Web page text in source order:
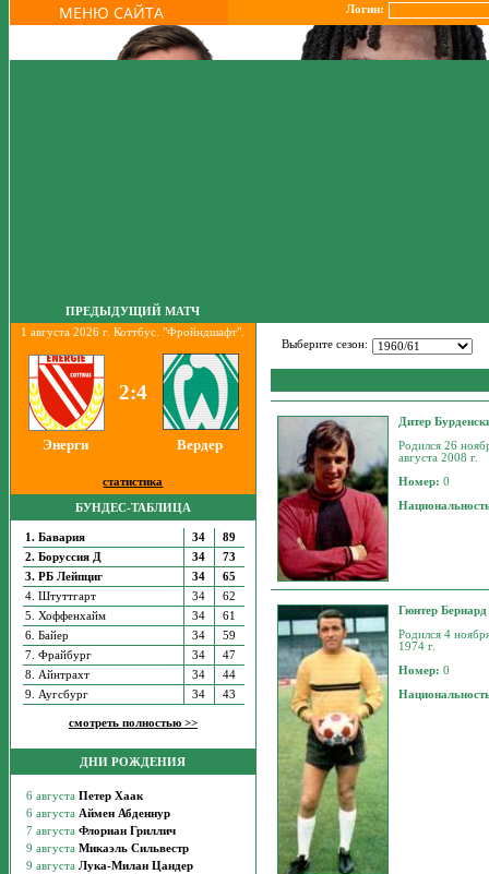
МЕНЮ САЙТА Логин:
ПРЕДЫДУЩИЙ МАТЧ
1 августа 2026 г. Коттбус. "Фройндшафт".
2:4
Энерги Вердер
статистика
БУНДЕС-ТАБЛИЦА
1. Бавария 34
89
2. Боруссия Д
34
73
3. РБ Лейпциг
34
65
4. Штуттгарт
34
62
5. Хоффенхайм
34
61
6. Байер
34
59
7. Фрайбург
34
47
8. Айнтрахт
34
44
9. Аугсбург
34 43
смотреть полностью >>
ДНИ РОЖДЕНИЯ
Выберите сезон:
Дитер
Родился 26
августа 2008 г.
Номер:0
Гюнтер Бернард
Родился 4
1974 г.
Номер:0